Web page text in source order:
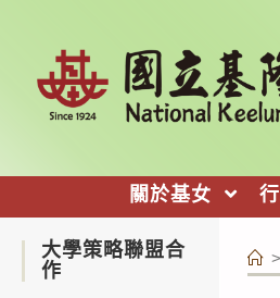
關於基女
>
大學策略聯盟合
作